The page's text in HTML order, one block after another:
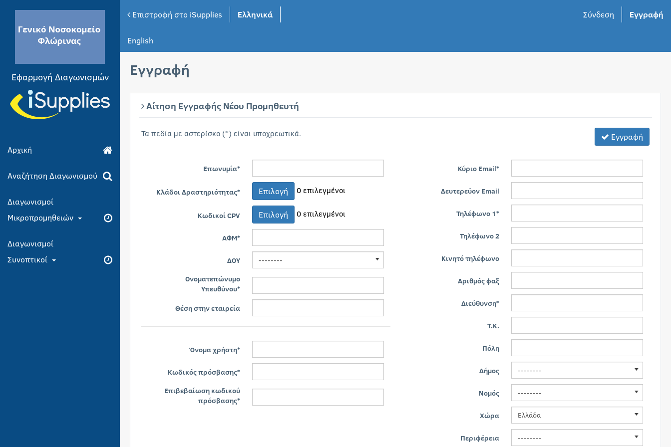
Εφαρμογή Διαγωνισμών
Αρχική
Αναζήτηση Διαγωνισμού
Διαγωνισμοί
Μικροπρομηθειών
Διαγωνισμοί
Συνοπτικοί
Επιστροφή στο iSupplies Ελληνικά
English
Εγγραφή
Σύνδεση
Εγγραφή
Αίτηση Εγγραφής Νέου Προμηθευτή
Τα πεδία με αστερίσκο (*) είναι υποχρεωτικά. Εγγραφή
Επωνυμία*
Κλάδοι Δραστηριότητας* Επιλογή 0επιλεγμένοι
Κωδικοί CPV Επιλογή 0επιλεγμένοι
ΑΦΜ*
ΔΟΥ
--------
Ονοματεπώνυμο
Υπευθύνου*
Θέση στην εταιρεία
Όνομα χρήστη*
Κωδικός πρόσβασης*
Επιβεβαίωση κωδικού
πρόσβασης*
Κύριο Email*
Δευτερεύον Email
Τηλέφωνο 1*
Τηλέφωνο 2
Κινητό τηλέφωνο
Αριθμός φαξ
Διεύθυνση*
T.K.
Πόλη
Δήμος --------
Νομός --------
Χώρα Ελλάδα
Περιφέρεια --------